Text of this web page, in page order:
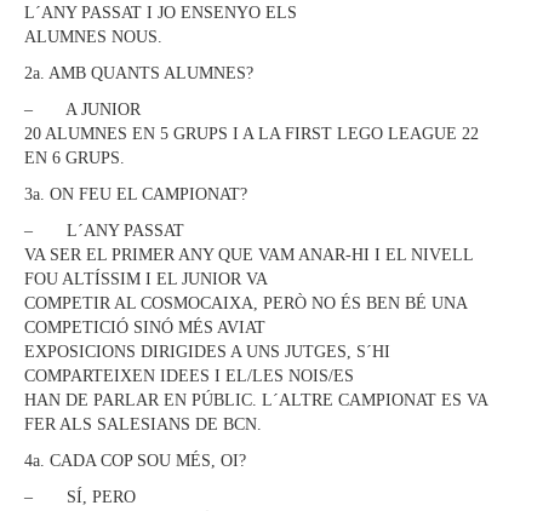
L´ANY PASSAT I JO ENSENYO ELS
ALUMNES NOUS.
2a. AMB QUANTS ALUMNES?
– A JUNIOR
20 ALUMNES EN 5 GRUPS I A LA FIRST LEGO LEAGUE 22
EN 6 GRUPS.
3a. ON FEU EL CAMPIONAT?
– L´ANY PASSAT
VA SER EL PRIMER ANY QUE VAM ANAR-HI I EL NIVELL
FOU ALTÍSSIM I EL JUNIOR VA
COMPETIR AL COSMOCAIXA, PERÒ NO ÉS BEN BÉ UNA
COMPETICIÓ SINÓ MÉS AVIAT
EXPOSICIONS DIRIGIDES A UNS JUTGES, S´HI
COMPARTEIXEN IDEES I EL/LES NOIS/ES
HAN DE PARLAR EN PÚBLIC. L´ALTRE CAMPIONAT ES VA
FER ALS SALESIANS DE BCN.
4a. CADA COP SOU MÉS, OI?
– SÍ, PERO